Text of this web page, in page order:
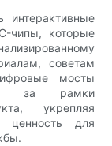
интерактивные
чипы, которые
советам
мосты
за рамки
укрепляя
ценность для